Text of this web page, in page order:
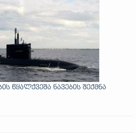
წყალქვეშა ნავების შექმნა